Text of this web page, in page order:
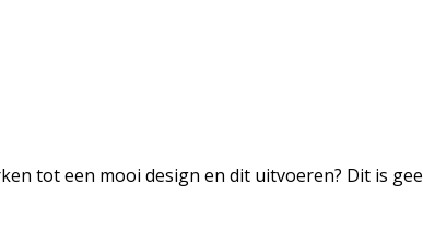
tot een mooi design en dit uitvoeren? Dit is